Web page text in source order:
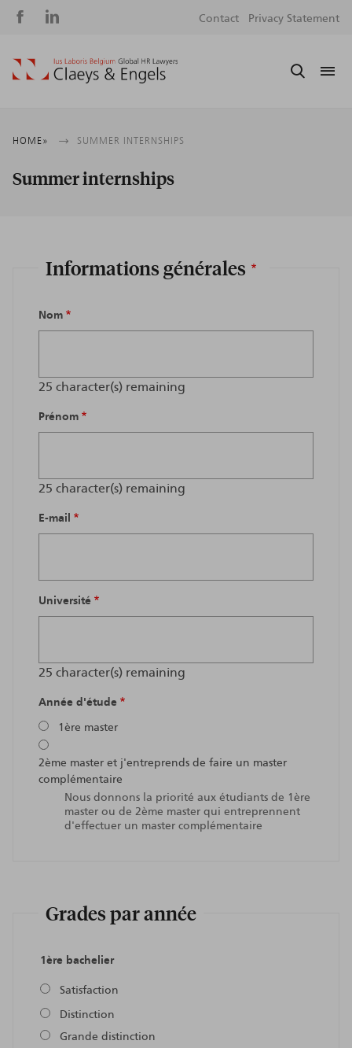
Social
Contact Privacy Statement
Breadcrumb
HOME SUMMER INTERNSHIPS
Summer internships
Informations générales
Nom
25 character(s) remaining
Prénom
25 character(s) remaining
E-mail
Université
25 character(s) remaining
Année d'étude
1ère master
2ème master et j'entreprends de faire un master
complémentaire
Nous donnons la priorité aux étudiants de 1ère
master ou de 2ème master qui entreprennent
d'effectuer un master complémentaire
Grades par année
1ère bachelier
Satisfaction
Distinction
Grande distinction